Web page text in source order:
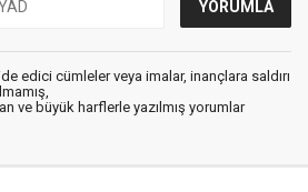
edici cümleler veya imalar, inançlara saldırı
ve büyük harflerle yazılmış yorumlar